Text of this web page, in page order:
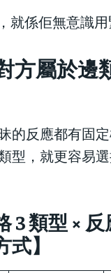
就係佢無意識用
方屬於邊
的反應都有固
型，就更容易
3 類型 ×
】